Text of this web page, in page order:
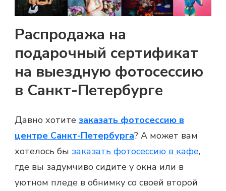
Распродажа на
подарочный сертификат
на выездную фотосессию
в Санкт-Петербурге
Давно хотите заказать фотосессию в
центре Санкт-Петербурга? А может вам
хотелось бы заказать фотосессию в кафе,
где вы задумчиво сидите у окна или в
уютном пледе в обнимку со своей второй